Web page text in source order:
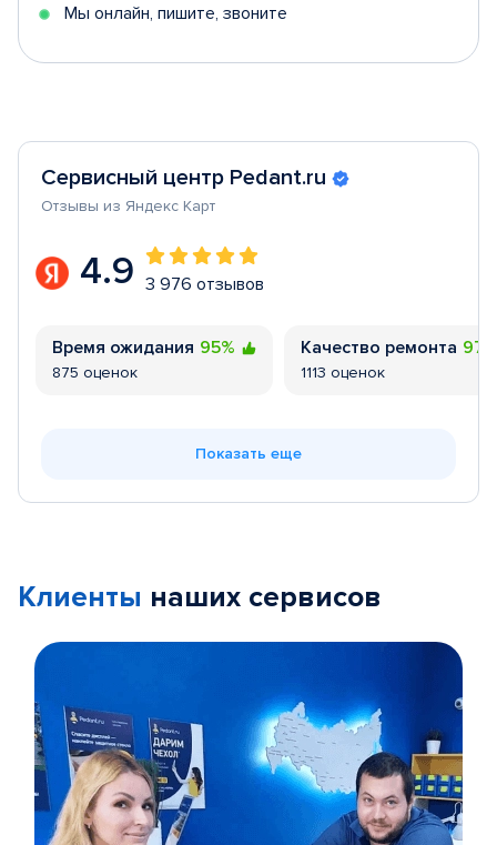
Мы онлайн, пишите, звоните
Сервисный центр Pedant.ru
Отзывы из Яндекс Карт
4.9 3 976 отзывов
Время ожидания 95%
875 оценок
Качество ремонта
1113 оценок
Показать еще
Клиенты наших сервисов